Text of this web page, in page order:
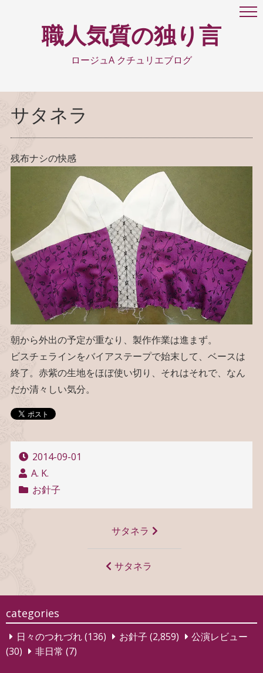
職人気質の独り言
ロージュA クチュリエブログ
サタネラ
残布ナシの快感
朝から外出の予定が重なり、製作作業は進まず。
ビスチェラインをバイアステープで始末して、ベースは
終了。赤紫の生地をほぼ使い切り、それはそれで、なん
だか清々しい気分。
2014-09-01
A. K.
お針子
ゲ
ー
シ
ョ
サタネラ
サタネラ
categories
日々のつれづれ(136) お針子 (2,859)
公演レビュー
(30)
非日常 (7)